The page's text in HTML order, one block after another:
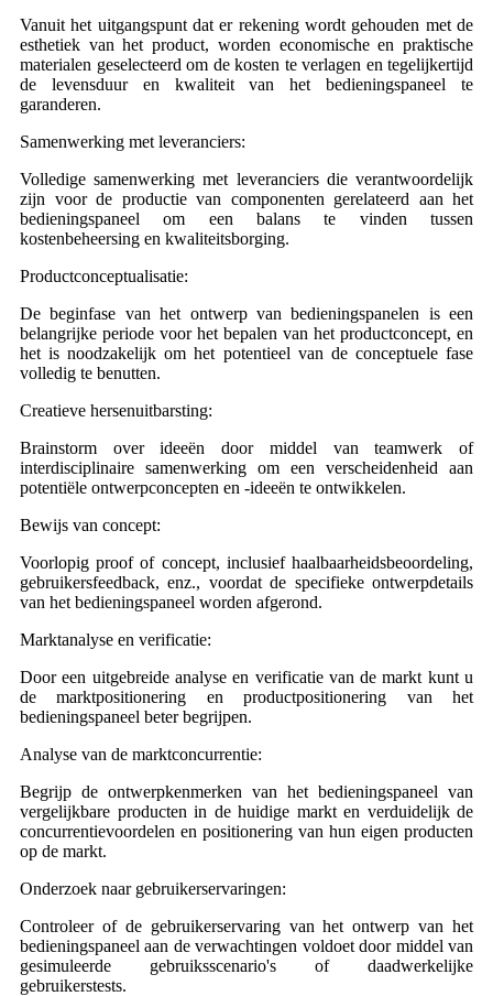
Vanuit het uitgangspunt dat er rekening wordt gehouden met de
esthetiek van het product, worden economische en praktische
materialen geselecteerd om de kosten te verlagen en tegelijkertijd
de levensduur en kwaliteit van het bedieningspaneel te
garanderen.
Samenwerking met leveranciers:
Volledige samenwerking met leveranciers die verantwoordelijk
zijn voor de productie van componenten gerelateerd aan het
bedieningspaneel om een ​​balans te vinden tussen
kostenbeheersing en kwaliteitsborging.
Productconceptualisatie:
De beginfase van het ontwerp van bedieningspanelen is een
belangrijke periode voor het bepalen van het productconcept, en
het is noodzakelijk om het potentieel van de conceptuele fase
volledig te benutten.
Creatieve hersenuitbarsting:
Brainstorm over ideeën door middel van teamwerk of
interdisciplinaire samenwerking om een ​​verscheidenheid aan
potentiële ontwerpconcepten en -ideeën te ontwikkelen.
Bewijs van concept:
Voorlopig proof of concept, inclusief haalbaarheidsbeoordeling,
gebruikersfeedback, enz., voordat de specifieke ontwerpdetails
van het bedieningspaneel worden afgerond.
Marktanalyse en verificatie:
Door een uitgebreide analyse en verificatie van de markt kunt u
de marktpositionering en productpositionering van het
bedieningspaneel beter begrijpen.
Analyse van de marktconcurrentie:
Begrijp de ontwerpkenmerken van het bedieningspaneel van
vergelijkbare producten in de huidige markt en verduidelijk de
concurrentievoordelen en positionering van hun eigen producten
op de markt.
Onderzoek naar gebruikerservaringen:
Controleer of de gebruikerservaring van het ontwerp van het
bedieningspaneel aan de verwachtingen voldoet door middel van
gesimuleerde gebruiksscenario's of daadwerkelijke
gebruikerstests.